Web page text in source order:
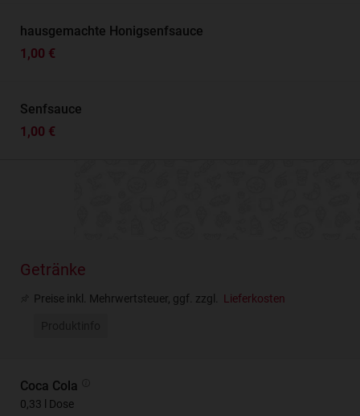
hausgemachte Honigsenfsauce
1,00 €
Senfsauce
1,00 €
Getränke
Preise inkl. Mehrwertsteuer, ggf. zzgl. Lieferkosten
Coca Cola
0,33 l Dose